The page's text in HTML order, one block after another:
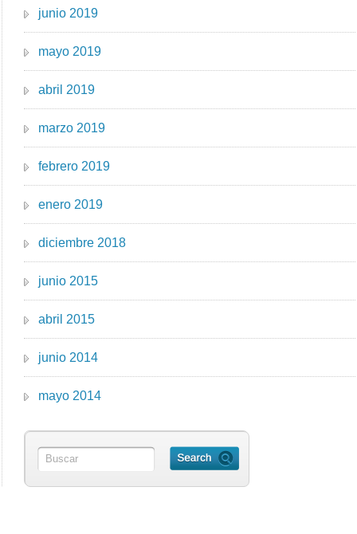
junio 2019
mayo 2019
abril 2019
marzo 2019
febrero 2019
enero 2019
diciembre 2018
junio 2015
abril 2015
junio 2014
mayo 2014